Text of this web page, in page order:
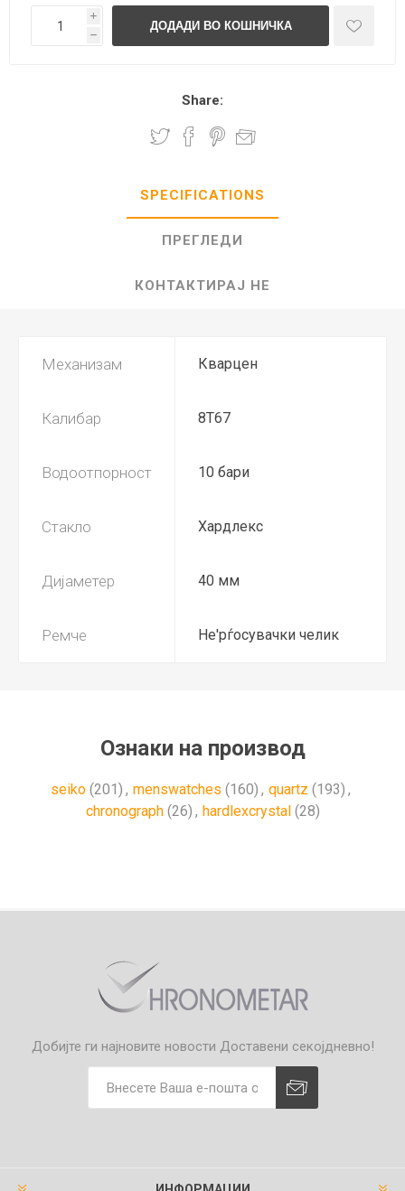
i
h
Share:
SPECIFICATIONS
ПРЕГЛЕДИ
КОНТАКТИРАЈ НЕ
Механизам Кварцен
Калибар 8T67
Водоотпорност 10 бари
Стакло Хардлекс
Дијаметер 40 мм
Ремче Не'рѓосувачки челик
Ознаки на производ
seiko (201) , menswatches (160) , quartz (193) ,
chronograph (26) , hardlexcrystal (28)
Добијте ги најновите новости Доставени секојдневно!